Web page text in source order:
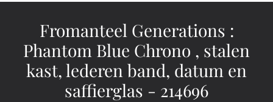
Fromanteel Generations :
Phantom Blue Chrono , stalen
kast, lederen band, datum en
saffierglas - 214696